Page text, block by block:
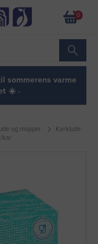
0
sommerens varme
☀️ ·
og mopper
Karklude
kar